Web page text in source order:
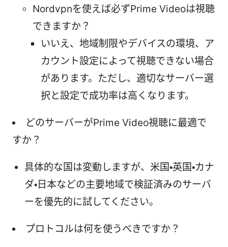
Nordvpnを使えば必ずPrime Videoは視聴
できますか？
いいえ、地域制限やデバイスの環境、ア
カウント設定によって視聴できない場合
があります。ただし、適切なサーバー選
択と設定で成功率は高くなります。
どのサーバーがPrime Video視聴に最適で
すか？
具体的な国は変動しますが、米国・英国・カナ
ダ・日本などの主要地域で検証済みのサーバ
ーを優先的に試してください。
プロトコルは何を使うべきですか？